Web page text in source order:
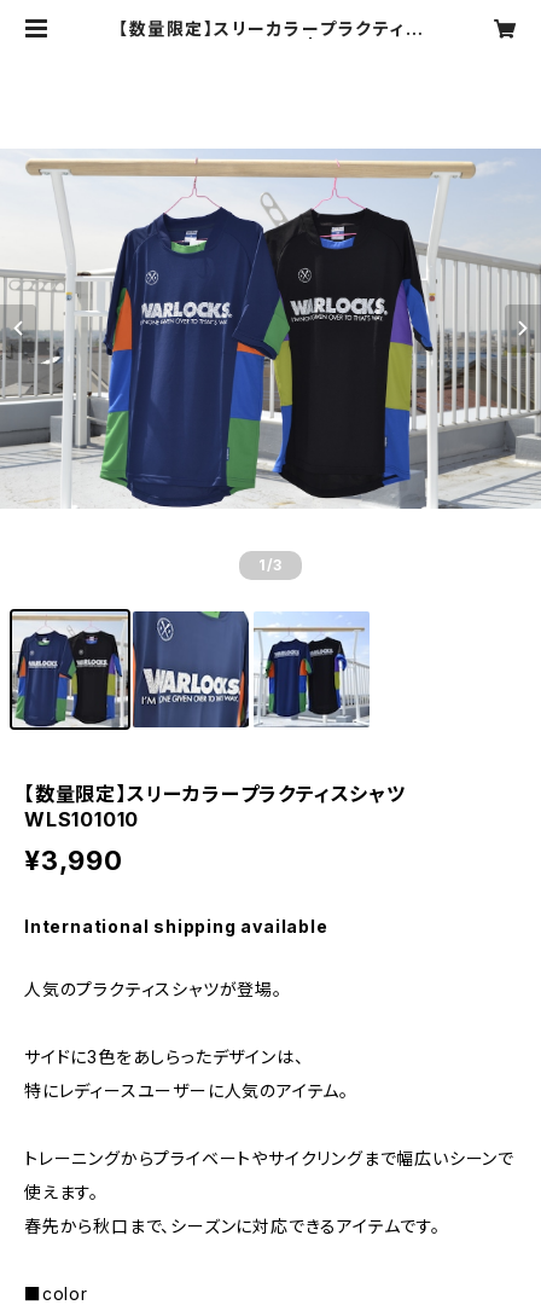
【数量限定】スリーカラープラクティス
1 /3
【数量限定】スリーカラープラクティスシャツ
WLS101010
¥3,990
International shipping available
人気のプラクティスシャツが登場。
サイドに3色をあしらったデザインは、
特にレディースユーザーに人気のアイテム。
トレーニングからプライベートやサイクリングまで幅広いシーンで
使えます。
春先から秋口まで、シーズンに対応できるアイテムです。
■color